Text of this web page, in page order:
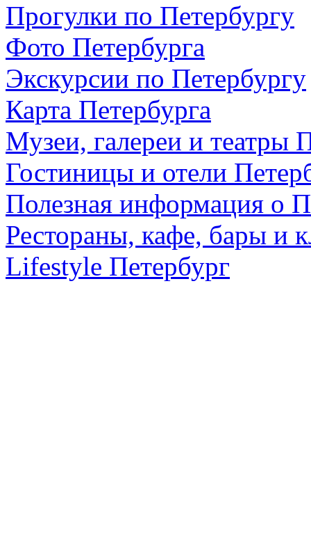
Прогулки по Петербургу
Фото Петербурга
Экскурсии по Петербургу
Карта Петербурга
Музеи, галереи и театры
Гостиницы и отели
Полезная информация о
Рестораны, кафе, бары и
Lifestyle Петербург